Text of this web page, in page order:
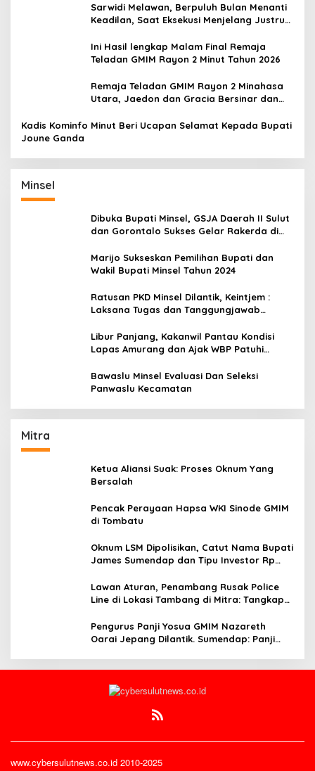
Sarwidi Melawan, Berpuluh Bulan Menanti
Keadilan, Saat Eksekusi Menjelang Justru
Ini Hasil lengkap Malam Final Remaja
Teladan GMIM Rayon 2 Minut Tahun 2026
Remaja Teladan GMIM Rayon 2 Minahasa
Utara, Jaedon dan Gracia Bersinar dan
Kadis Kominfo Minut Beri Ucapan Selamat Kepada Bupati
Joune Ganda
Minsel
Dibuka Bupati Minsel, GSJA Daerah II Sulut
dan Gorontalo Sukses Gelar Rakerda di
Marijo Sukseskan Pemilihan Bupati dan
Wakil Bupati Minsel Tahun 2024
Ratusan PKD Minsel Dilantik, Keintjem :
Laksana Tugas dan Tanggungjawab
Libur Panjang, Kakanwil Pantau Kondisi
Lapas Amurang dan Ajak WBP Patuhi
Bawaslu Minsel Evaluasi Dan Seleksi
Panwaslu Kecamatan
Mitra
Ketua Aliansi Suak: Proses Oknum Yang
Bersalah
Pencak Perayaan Hapsa WKI Sinode GMIM
di Tombatu
Oknum LSM Dipolisikan, Catut Nama Bupati
James Sumendap dan Tipu Investor Rp
Lawan Aturan, Penambang Rusak Police
Line di Lokasi Tambang di Mitra: Tangkap
Pengurus Panji Yosua GMIM Nazareth
Oarai Jepang Dilantik. Sumendap: Panji
www.cybersulutnews.co.id 2010-2025